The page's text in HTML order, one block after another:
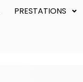
PRESTATIONS